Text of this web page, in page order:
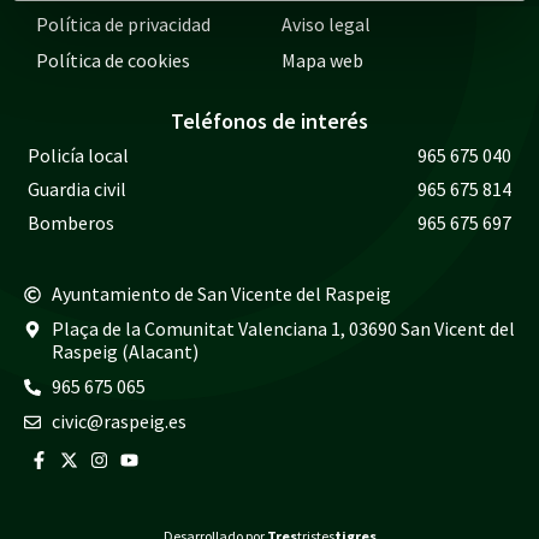
Política de privacidad
Aviso legal
Política de cookies
Mapa web
Teléfonos de interés
Policía local
965 675 040
Guardia civil
965 675 814
Bomberos
965 675 697
Ayuntamiento de San Vicente del Raspeig
Plaça de la Comunitat Valenciana 1, 03690 San Vicent del
Raspeig (Alacant)
965 675 065
civic@raspeig.es